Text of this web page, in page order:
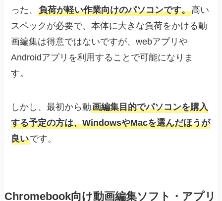
った、負荷が軽い作業向けのパソコンです。高い
スペックが必要で、本体に大きな負荷をかける動
画編集は得意ではないですが、webアプリや
Androidアプリを利用することで可能になりま
す。
しかし、最初から動画編集目的でパソコンを購入
する予定の方は、WindowsやMacを選んだほうが
良いです。
Chromebook向け動画編集ソフト・アプリ